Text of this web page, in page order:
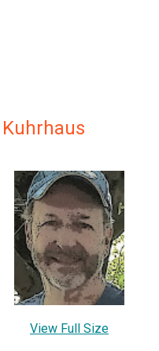
Kuhrhaus
View Full Size